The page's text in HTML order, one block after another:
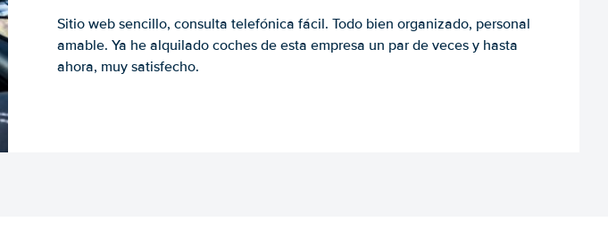
Sitio web sencillo, consulta telefónica fácil. Todo bien organizado, personal
amable. Ya he alquilado coches de esta empresa un par de veces y hasta
ahora, muy satisfecho.